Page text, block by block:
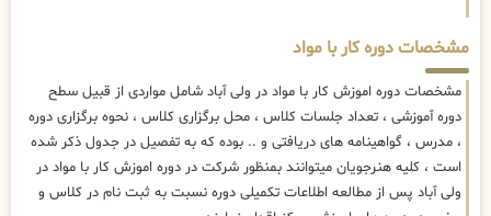
مشخصات دوره کار با مواد
مشخصات دوره اموزش کار با مواد در ولی آباد شامل مواردی از قبیل سطح
دوره آموزشی ، تعداد جلسات کلاس ، محل برگزاری کلاس ، نحوه برگزاری دوره
، مدرس ، گواهینامه های دریافتی و .. بوده که به تفصیل در جدول ذکر شده
است ، کلیه هنرجویان میتوانند بمنظور شرکت در دوره اموزش کار با مواد در
ولی آباد پس از مطالعه اطلاعات تکمیلی دوره نسبت به ثبت نام در کلاس و